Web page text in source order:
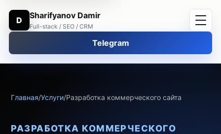
D Sharifyanov Damir
Full-stack / SEO / CRM
Telegram
Главная/Услуги/Разработка коммерческого сайта
РАЗРАБОТКА КОММЕРЧЕСКОГО